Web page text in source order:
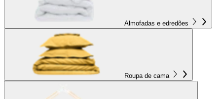
Almofadas e edredões
Roupa de cama